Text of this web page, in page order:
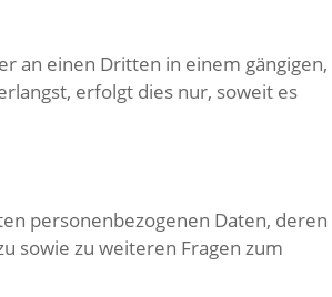
an einen Dritten in einem gängigen,
erfolgt dies nur, soweit es
personenbezogenen Daten, deren
sowie zu weiteren Fragen zum